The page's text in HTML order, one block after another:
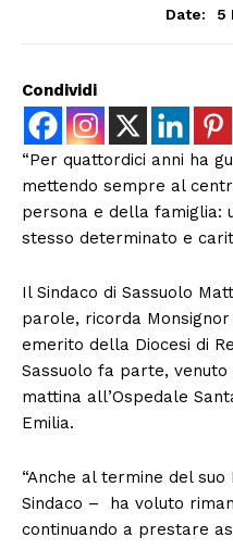
Date:
5
Condividi
“Per quattordici anni ha
mettendo sempre al
persona e della famiglia:
stesso determinato e
Il Sindaco di Sassuolo
parole, ricorda Monsignor
emerito della Diocesi di
Sassuolo fa parte,
mattina all’Ospedale
Emilia.
“Anche al termine del
Sindaco – ha voluto
continuando a prestare